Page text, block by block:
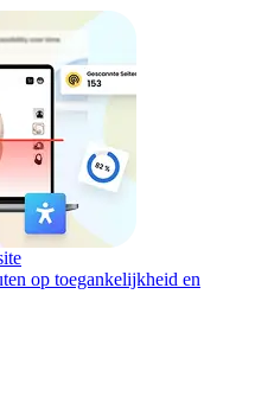
op toegankelijkheid en